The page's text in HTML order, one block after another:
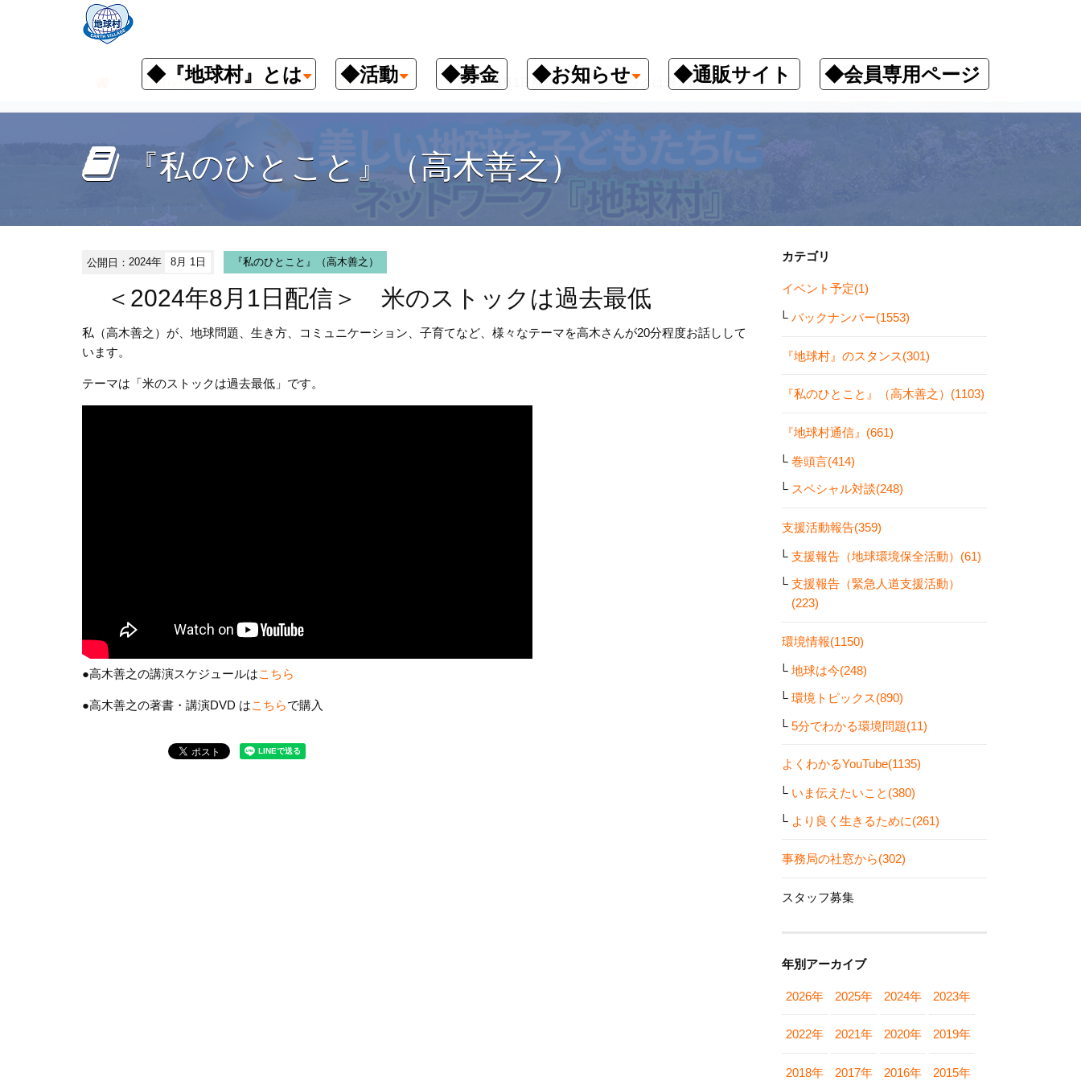
◆『地球村』とは ◆活動 ◆募金 ◆お知らせ ◆通販サイト ◆会員専用ページ
お知らせ 『私のひとこと』（高木善之） ＜2024年8月1日配信＞ 米のストックは過去最低
『私のひとこと』（高木善之）
公開日：2024年 8月 1日 『私のひとこと』（高木善之）
＜2024年8月1日配信＞ 米のストックは過去最低
私（高木善之）が、地球問題、生き方、コミュニケーション、子育てなど、様々なテーマを高木さんが20分程度お話しして
います。
テーマは「米のストックは過去最低」です。
●高木善之の講演スケジュールはこちら
●高木善之の著書・講演DVD はこちらで購入
カテゴリ
イベント予定(1)
バックナンバー(1553)
『地球村』のスタンス(301)
『私のひとこと』（高木善之）(1103)
『地球村通信』(661)
巻頭言(414)
スペシャル対談(248)
支援活動報告(359)
支援報告（地球環境保全活動）(61)
支援報告（緊急人道支援活動）
(223)
環境情報(1150)
地球は今(248)
環境トピックス(890)
5分でわかる環境問題(11)
よくわかるYouTube(1135)
いま伝えたいこと(380)
より良く生きるために(261)
事務局の社窓から(302)
スタッフ募集
年別アーカイブ
2026年 2025年 2024年 2023年
2022年 2021年 2020年 2019年
2018年 2017年 2016年 2015年